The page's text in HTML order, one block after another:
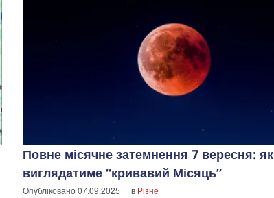
Повне місячне затемнення 7 вересня: як
виглядатиме “кривавий Місяць”
Опубліковано07.09.2025 в Різне